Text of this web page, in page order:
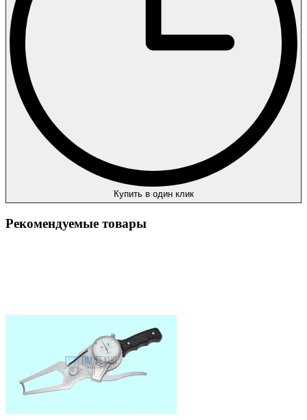
Купить в один клик
Рекомендуемые товары